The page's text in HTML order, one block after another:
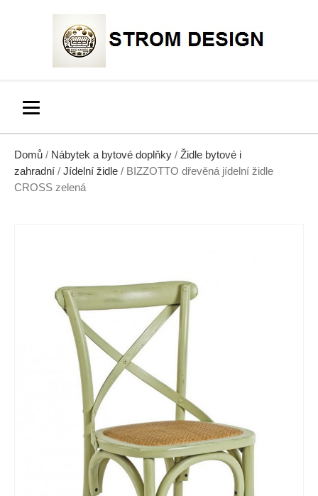
Domů / Nábytek a bytové doplňky / Židle bytové i
zahradní / Jídelní židle / BIZZOTTO dřevěná jídelní židle
CROSS zelená